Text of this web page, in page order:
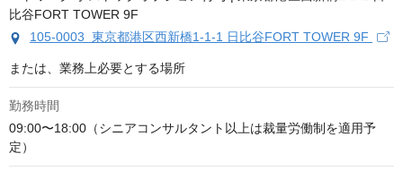
105-0003 東京都港区西新橋1-1-1 日比谷FORT TOWER 9F
または、業務上必要とする場所
勤務時間
09:00〜18:00（シニアコンサルタント以上は裁量労働制を適用予
定）